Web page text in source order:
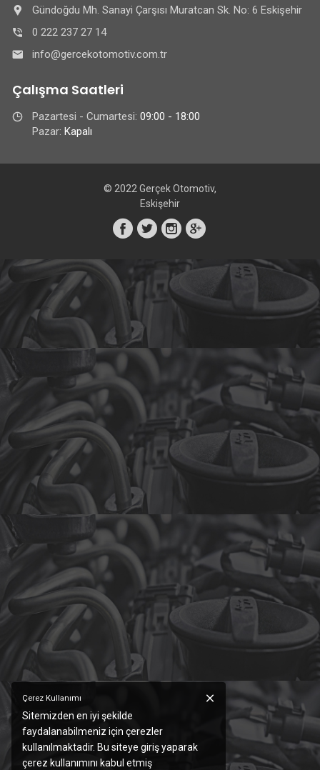
Çerez Kullanımı
Sitemizden en iyi şekilde
faydalanabilmeniz için çerezler
kullanılmaktadir. Bu siteye giriş yaparak
çerez kullanımını kabul etmiş
Gündoğdu Mh. Sanayi Çarşısı Muratcan Sk. No: 6 Eskişehir
0 222 237 27 14
info@gercekotomotiv.com.tr
Çalışma Saatleri
Pazartesi - Cumartesi: 09:00 - 18:00
Pazar: Kapalı
© 2022 Gerçek Otomotiv,
Eskişehir